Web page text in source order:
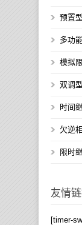
预置
多功
模拟
双调
时间
欠逆
限时
友情
[timer-